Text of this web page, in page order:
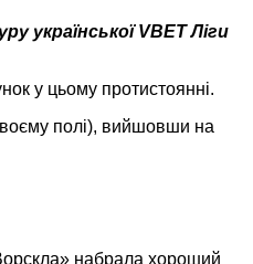
української VBET Ліги
у цьому протистоянні.
полі), вийшовши на
набрала хороший